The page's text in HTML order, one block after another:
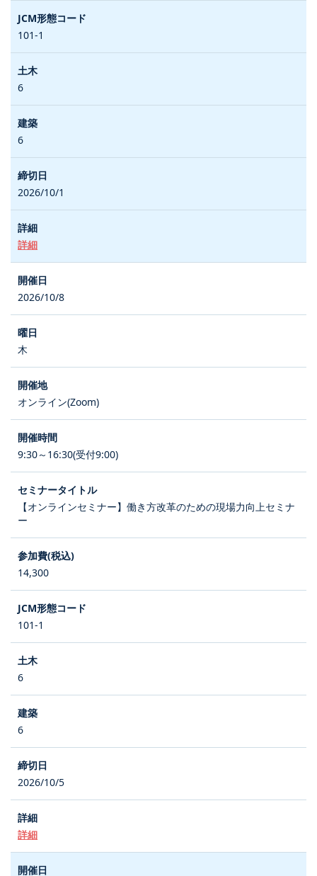
101-1
6
6
2026/10/1
詳細
2026/10/8
木
オンライン(Zoom)
9:30～16:30(受付9:00)
【オンラインセミナー】働き方改革のための現場力向上セミナ
ー
14,300
101-1
6
6
2026/10/5
詳細